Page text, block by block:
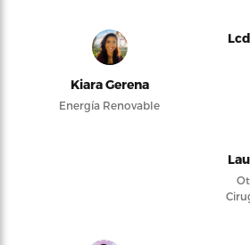
Kiara Gerena
Energía Renovable